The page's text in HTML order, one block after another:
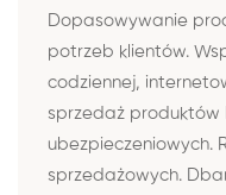
Dopasowywanie
potrzeb klientów.
codziennej,
sprzedaż produktów
ubezpieczeniowych.
sprzedażowych.